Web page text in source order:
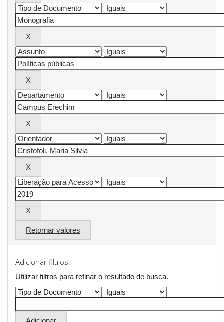
Retornar valores
Adicionar filtros:
Utilizar filtros para refinar o resultado de busca.